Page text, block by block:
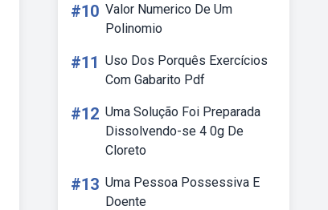
#10 Valor Numerico De Um
Polinomio
#11 Uso Dos Porquês Exercícios
Com Gabarito Pdf
#12 Uma Solução Foi Preparada
Dissolvendo-se 4 0g De
Cloreto
#13 Uma Pessoa Possessiva E
Doente